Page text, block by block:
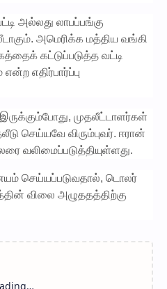
அல்லது லாபப்பங்கு
அமெரிக்க மத்திய வங்கி
கட்டுப்படுத்த வட்டி
எதிர்பார்ப்பு
முதலீட்டாளர்கள்
செய்யவே விரும்புவர். ஈரான்
வலிமைப்படுத்தியுள்ளது.
செய்யப்படுவதால், டொலர்
விலை அழுததத்திற்கு